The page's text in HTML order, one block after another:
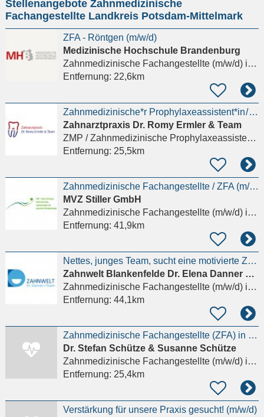
eingeben
Stellenangebote Zahnmedizinische
Fachangestellte Landkreis Potsdam-Mittelmark
ZFA - Röntgen (m/w/d)
Medizinische Hochschule Brandenburg
Zahnmedizinische Fachangestellte (m/w/d)in Brandenburg an der Havel
Entfernung: 22,6km
Zahnmedizinische*r Prophylaxeassistent*in / ZMP (m/w/d) aus allen Altersgruppen!
Zahnarztpraxis Dr. Romy Ermler & Team
ZMP / Zahnmedizinische Prophylaxeassistenz (m/w/d)
Entfernung: 25,5km
Zahnmedizinische Fachangestellte / ZFA (m/w/d) Voll- oder Teilzeit
MVZ Stiller GmbH
Zahnmedizinische Fachangestellte (m/w/d)in Berlin
Entfernung: 41,9km
Nettes, junges Team, sucht eine motivierte ZFA (m,w,d) für TZ/VZ Details anzeigen
Zahnwelt Blankenfelde Dr. Elena Danner & Partner
Zahnmedizinische Fachangestellte (m/w/d)in Blankenfelde-Mahlow
Entfernung: 44,1km
Zahnmedizinische Fachangestellte (ZFA) in der Kieferorthopädie (m/w/d)
Dr. Stefan Schütze & Susanne Schütze
Zahnmedizinische Fachangestellte (m/w/d)in Potsdam
Entfernung: 25,4km
Verstärkung für unsere Praxis gesucht! (m/w/d)